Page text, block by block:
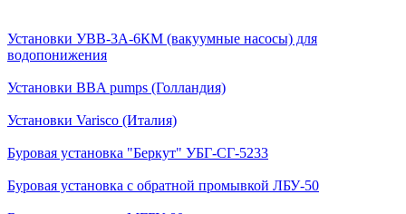
Установки УВВ-3А-6КМ (вакуумные насосы) для
водопонижения
Установки BBA pumps (Голландия)
Установки Varisco (Италия)
Буровая установка "Беркут" УБГ-СГ-5233
Буровая установка с обратной промывкой ЛБУ-50